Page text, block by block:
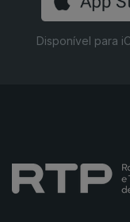
Disponível para